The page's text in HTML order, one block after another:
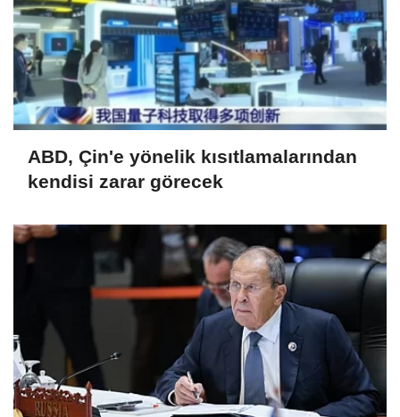
ABD, Çin'e yönelik kısıtlamalarından
kendisi zarar görecek